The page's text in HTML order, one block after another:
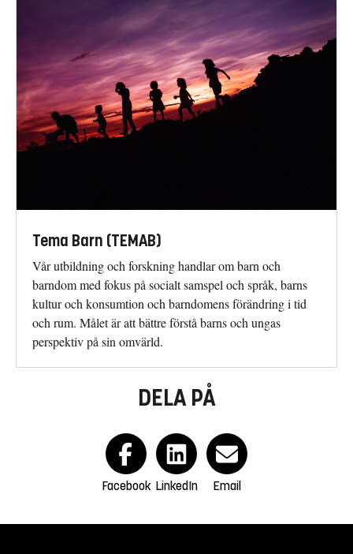
Tema Barn (TEMAB)
Vår utbildning och forskning handlar om barn och
barndom med fokus på socialt samspel och språk, barns
kultur och konsumtion och barndomens förändring i tid
och rum. Målet är att bättre förstå barns och ungas
perspektiv på sin omvärld.
DELA PÅ
Facebook LinkedIn Email